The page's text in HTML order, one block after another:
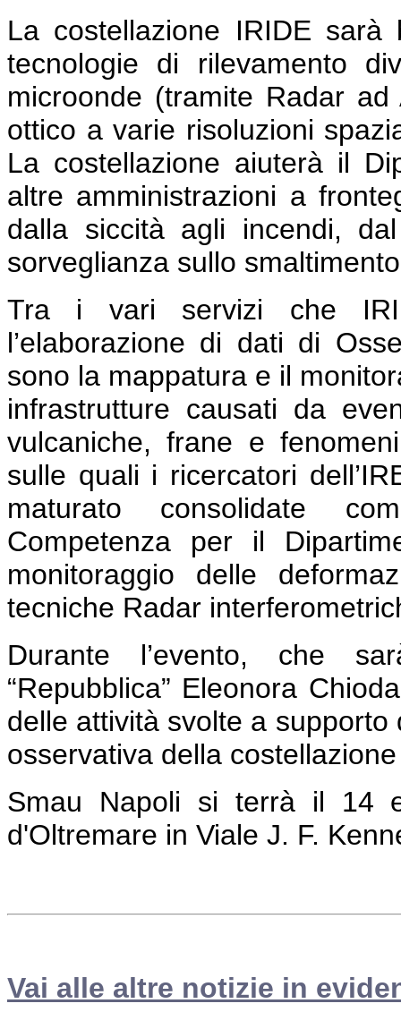
La costellazione IRIDE
tecnologie di rilevamento
microonde (tramite Radar ad
ottico a varie risoluzioni
La costellazione aiuterà il
altre amministrazioni a
dalla siccità agli incendi,
sorveglianza sullo
Tra i vari servizi che
l’elaborazione di dati di
sono la mappatura e il
infrastrutture causati da
vulcaniche, frane e
sulle quali i ricercatori
maturato consolidate
Competenza per il
monitoraggio delle
tecniche Radar
Durante l’evento, che
“Repubblica” Eleonora
delle attività svolte a
osservativa della
Smau Napoli si terrà il 14
d'Oltremare in Viale J. F.
Vai alle altre notizie in